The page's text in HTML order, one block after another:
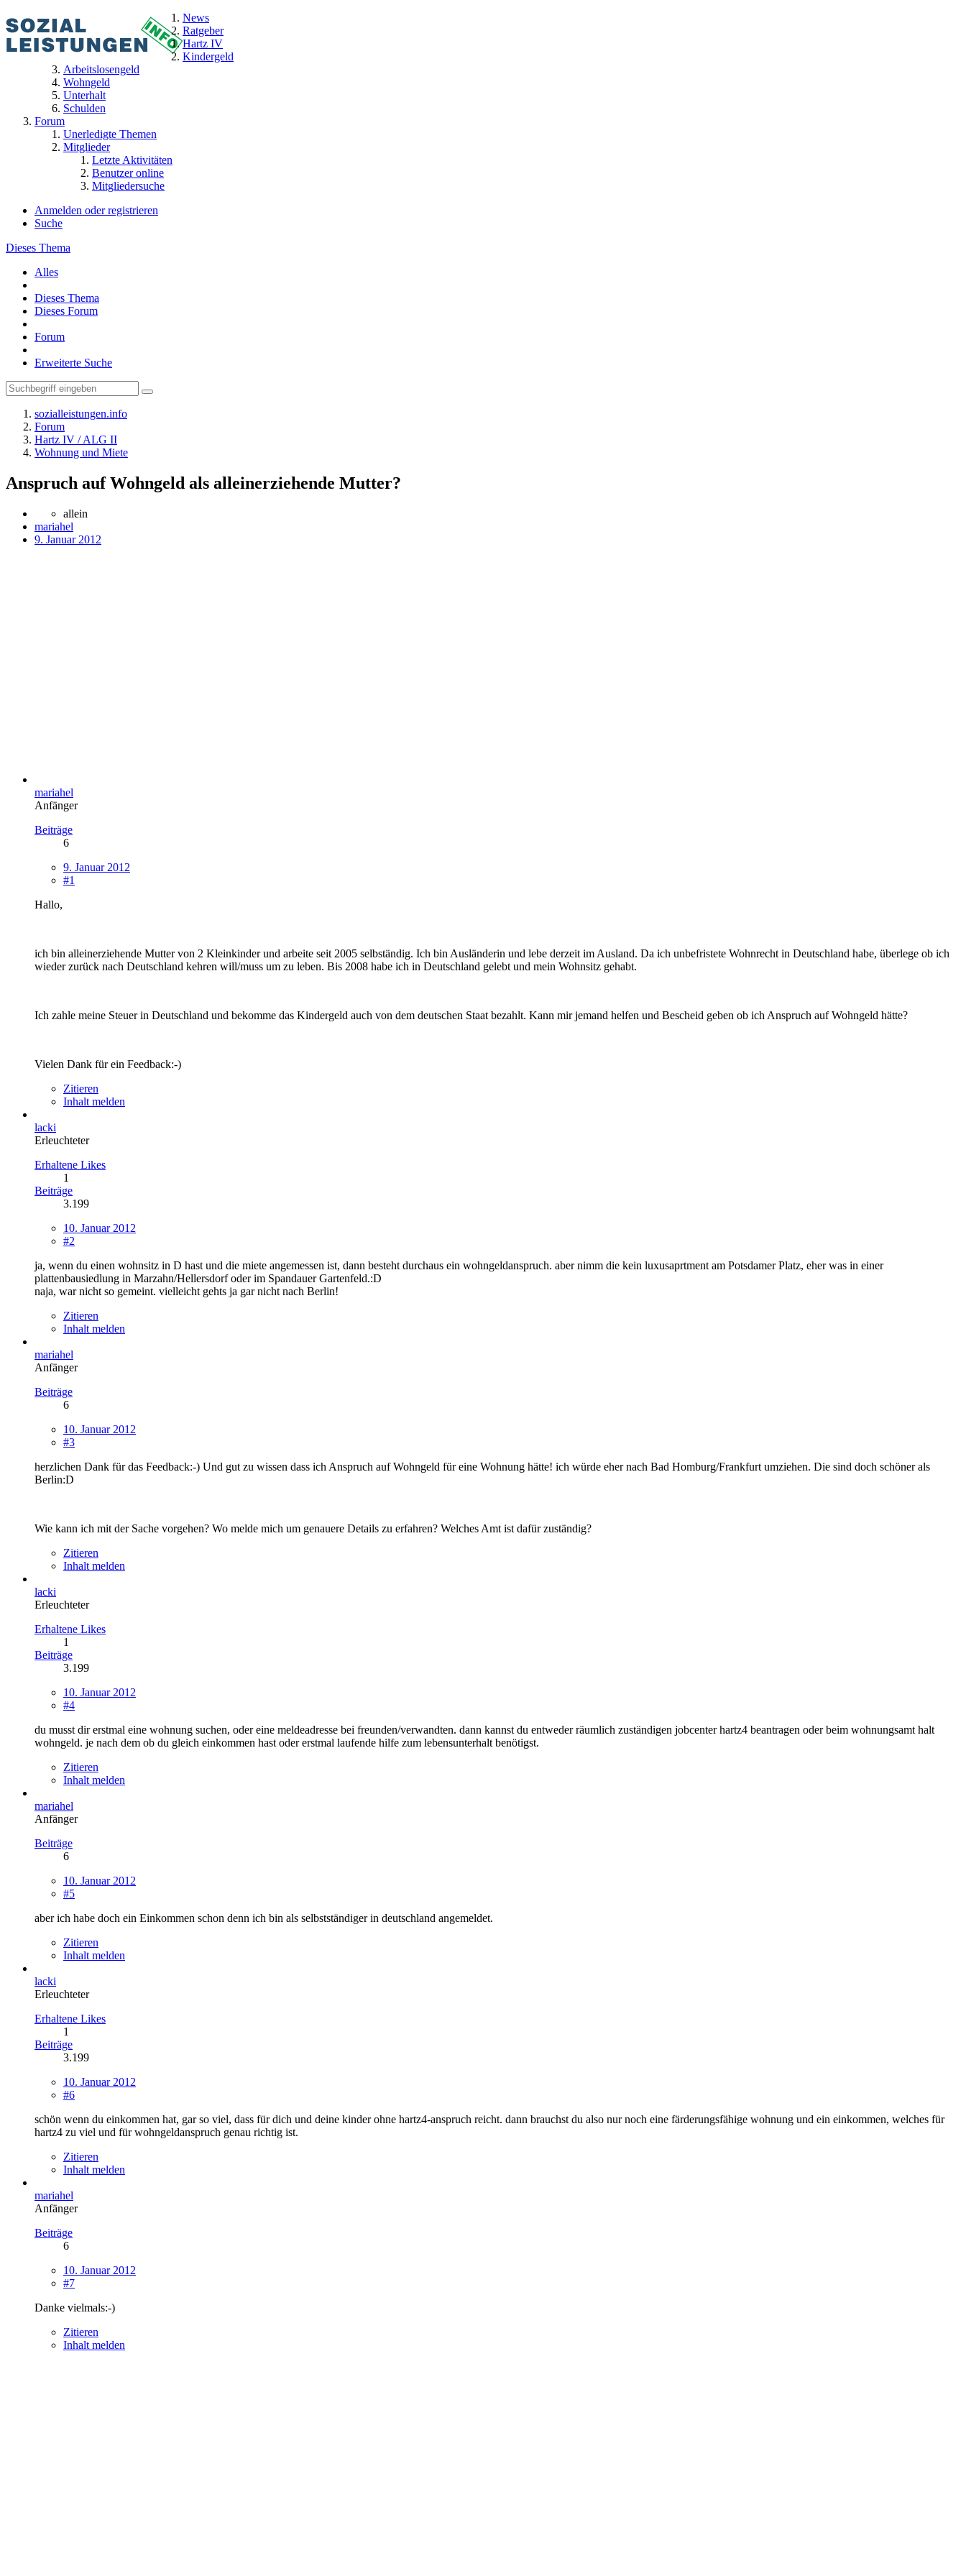
News
Ratgeber
Hartz IV
Kindergeld
Arbeitslosengeld
Wohngeld
Unterhalt
Schulden
Forum
Unerledigte Themen
Mitglieder
Letzte Aktivitäten
Benutzer online
Mitgliedersuche
Anmelden oder registrieren
Suche
Dieses Thema
Alles
Dieses Thema
Dieses Forum
Forum
Erweiterte Suche
sozialleistungen.info
Forum
Hartz IV / ALG II
Wohnung und Miete
Anspruch auf Wohngeld als alleinerziehende Mutter?
allein
mariahel
9. Januar 2012
mariahel
Anfänger
Beiträge
6
9. Januar 2012
#1
Hallo,
ich bin alleinerziehende Mutter von 2 Kleinkinder und arbeite seit 2005 selbständig. Ich bin Ausländerin und lebe derzeit im Ausland. Da ich unbefristete Wohnrecht in Deutschland habe, überlege ob ich
wieder zurück nach Deutschland kehren will/muss um zu leben. Bis 2008 habe ich in Deutschland gelebt und mein Wohnsitz gehabt.
Ich zahle meine Steuer in Deutschland und bekomme das Kindergeld auch von dem deutschen Staat bezahlt. Kann mir jemand helfen und Bescheid geben ob ich Anspruch auf Wohngeld hätte?
Vielen Dank für ein Feedback:-)
Zitieren
Inhalt melden
lacki
Erleuchteter
Erhaltene Likes
1
Beiträge
3.199
10. Januar 2012
#2
ja, wenn du einen wohnsitz in D hast und die miete angemessen ist, dann besteht durchaus ein wohngeldanspruch. aber nimm die kein luxusaprtment am Potsdamer Platz, eher was in einer
plattenbausiedlung in Marzahn/Hellersdorf oder im Spandauer Gartenfeld.:D
naja, war nicht so gemeint. vielleicht gehts ja gar nicht nach Berlin!
Zitieren
Inhalt melden
mariahel
Anfänger
Beiträge
6
10. Januar 2012
#3
herzlichen Dank für das Feedback:-) Und gut zu wissen dass ich Anspruch auf Wohngeld für eine Wohnung hätte! ich würde eher nach Bad Homburg/Frankfurt umziehen. Die sind doch schöner als
Berlin:D
Wie kann ich mit der Sache vorgehen? Wo melde mich um genauere Details zu erfahren? Welches Amt ist dafür zuständig?
Zitieren
Inhalt melden
lacki
Erleuchteter
Erhaltene Likes
1
Beiträge
3.199
10. Januar 2012
#4
du musst dir erstmal eine wohnung suchen, oder eine meldeadresse bei freunden/verwandten. dann kannst du entweder räumlich zuständigen jobcenter hartz4 beantragen oder beim wohnungsamt halt
wohngeld. je nach dem ob du gleich einkommen hast oder erstmal laufende hilfe zum lebensunterhalt benötigst.
Zitieren
Inhalt melden
mariahel
Anfänger
Beiträge
6
10. Januar 2012
#5
aber ich habe doch ein Einkommen schon denn ich bin als selbstständiger in deutschland angemeldet.
Zitieren
Inhalt melden
lacki
Erleuchteter
Erhaltene Likes
1
Beiträge
3.199
10. Januar 2012
#6
schön wenn du einkommen hat, gar so viel, dass für dich und deine kinder ohne hartz4-anspruch reicht. dann brauchst du also nur noch eine färderungsfähige wohnung und ein einkommen, welches für
hartz4 zu viel und für wohngeldanspruch genau richtig ist.
Zitieren
Inhalt melden
mariahel
Anfänger
Beiträge
6
10. Januar 2012
#7
Danke vielmals:-)
Zitieren
Inhalt melden